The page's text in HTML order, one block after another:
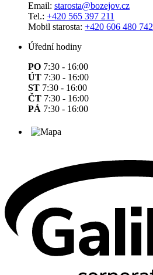
Email: starosta@bozejov.cz
Tel.: +420 565 397 211
Mobil starosta: +420 606 480 742
Úřední hodiny
PO 7:30 - 16:00
ÚT 7:30 - 16:00
ST 7:30 - 16:00
ČT 7:30 - 16:00
PÁ 7:30 - 16:00